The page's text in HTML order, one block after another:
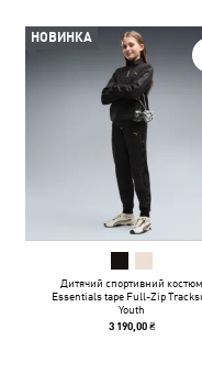
НОВИНКА
Дитячий спортивний костюм
Essentials tape Full-Zip
Youth
3 190,00 ₴